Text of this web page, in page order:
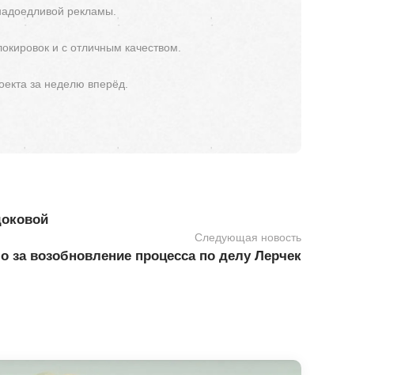
рекламы.
и с отличным качеством.
за неделю вперёд.
Следующая новость
за возобновление процесса по делу Лерчек